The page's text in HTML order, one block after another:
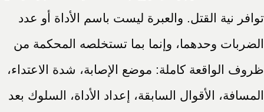
توافر نية القتل. والعبرة ليست باسم الأداة أو عدد
الضربات وحدهما، وإنما بما تستخلصه المحكمة من
ظروف الواقعة كاملة: موضع الإصابة، شدة الاعتداء،
المسافة، الأقوال السابقة، إعداد الأداة، السلوك بعد